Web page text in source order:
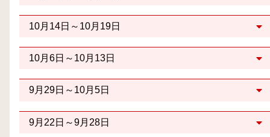
10月14日～10月19日
10月6日～10月13日
9月29日～10月5日
9月22日～9月28日